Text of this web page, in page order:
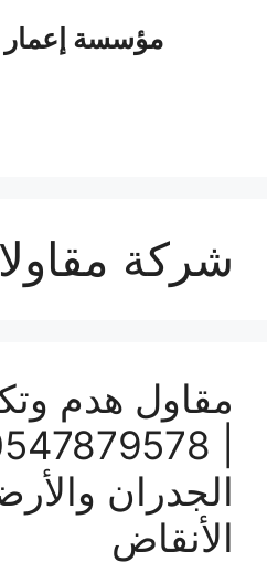
مؤسسة إعمار
شركة
مقاول هدم
الجدران
الأنقاض